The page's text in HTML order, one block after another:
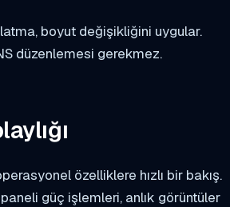
boyut değişikliğini uygular.
düzenlemesi gerekmez.
özelliklere hızlı bir bakış.
güç işlemleri, anlık görüntüler